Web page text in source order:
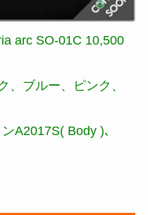
arc SO-01C 10,500
、ブルー、ピンク、
A2017S( Body )､